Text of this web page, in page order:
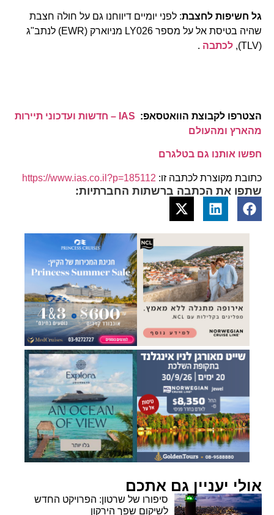
גל חשיפות לחצבת: לפני יומיים דיווחנו גם על חולה חצבת
שהיה בטיסת אל על מספר LY026 מניוארק (EWR) לנתב"ג
(TLV),
לכתבה .
הצטרפו לקבוצת הוואטסאפ:
IAS – חדשות ועדכוני תיירות
מהארץ ומהעולם
חפשו אותנו גם בטלגרם
כתובת מקוצרת לכתבה זו: https://www.ias.co.il?p=185112
שתפו את הכתבה ברשתות החברתיות:
אולי יעניין גם אתכם
סיפורו של שרטון: הפרויקט החדש
לשיקום שפך הירקון